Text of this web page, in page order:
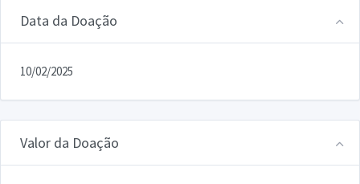
Data da Doação
10/02/2025
Valor da Doação